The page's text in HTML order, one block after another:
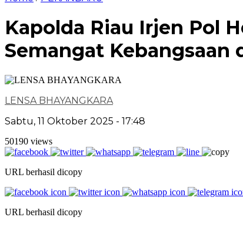
Kapolda Riau Irjen Pol
Semangat Kebangsaan
LENSA BHAYANGKARA
Sabtu, 11 Oktober 2025 - 17:48
50190 views
URL berhasil dicopy
URL berhasil dicopy